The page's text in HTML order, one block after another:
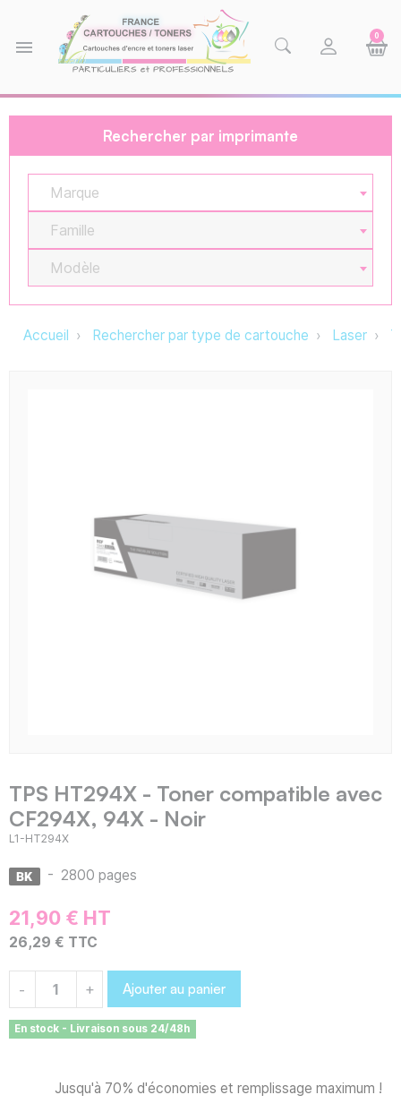
menu
0
Rechercher par imprimante
Marque
Famille
Modèle
Accueil Rechercher par type de cartouche Laser
TPS HT294X - Toner compatible avec
CF294X, 94X - Noir
L1-HT294X
- 2800 pages
21,90 € HT
26,29 € TTC
- + Ajouter au panier
En stock - Livraison sous 24/48h
Jusqu'à 70% d'économies et remplissage maximum !